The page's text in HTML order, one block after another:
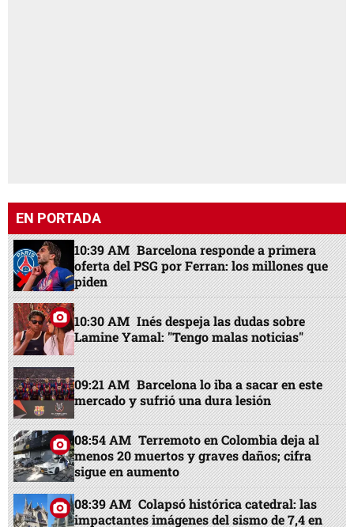
EN PORTADA
10:39 AM Barcelona responde a primera
oferta del PSG por Ferran: los millones que
piden
10:30 AM Inés despeja las dudas sobre
Lamine Yamal: "Tengo malas noticias"
09:21 AM Barcelona lo iba a sacar en este
mercado y sufrió una dura lesión
08:54 AM Terremoto en Colombia deja al
menos 20 muertos y graves daños; cifra
sigue en aumento
08:39 AM Colapsó histórica catedral: las
impactantes imágenes del sismo de 7,4 en